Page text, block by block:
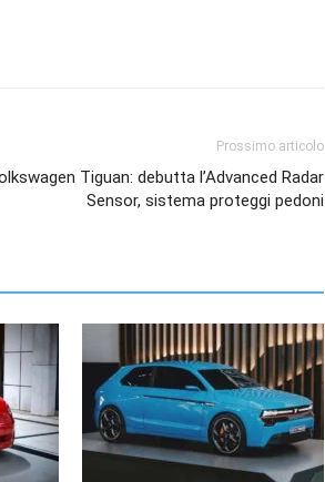
Prossimo articolo
Tiguan: debutta l’Advanced Radar
Sensor, sistema proteggi pedoni